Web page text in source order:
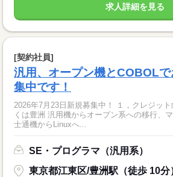
求人詳細を見る
[契約社員]
汎用、オープン機とCOBOL
集中です！
2026年7月23日新規募集中！ １，クレジット向け案件 ⇒江田もし
くは豊洲 汎用機からオープン系への移行、
士通機からLinuxへ...
SE・プログラマ（汎用系）
東京都江東区/豊洲駅（徒歩 10分